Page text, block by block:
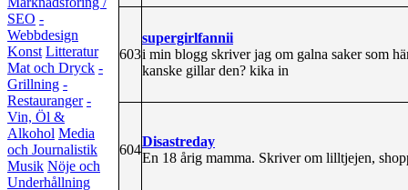
SEO -
Webbdesign
Konst Litteratur
Mat och Dryck -
Grillning -
Restauranger -
Vin, Öl &
Alkohol Media
och Journalistik
Musik Nöje och
Underhållning
603
supergirlfannii
i min blogg skriver jag om galna saker som
kanske gillar den? kika in
604
Disastreday
En 18 årig mamma. Skriver om lilltjejen,